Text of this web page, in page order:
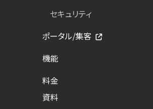
セキュリティ
ポータル/集客
機能
料金
資料